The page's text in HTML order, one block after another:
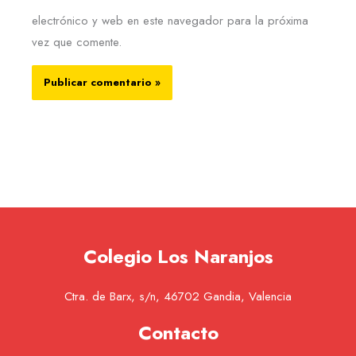
electrónico y web en este navegador para la próxima
vez que comente.
Colegio Los Naranjos
Ctra. de Barx, s/n, 46702 Gandia, Valencia
Contacto